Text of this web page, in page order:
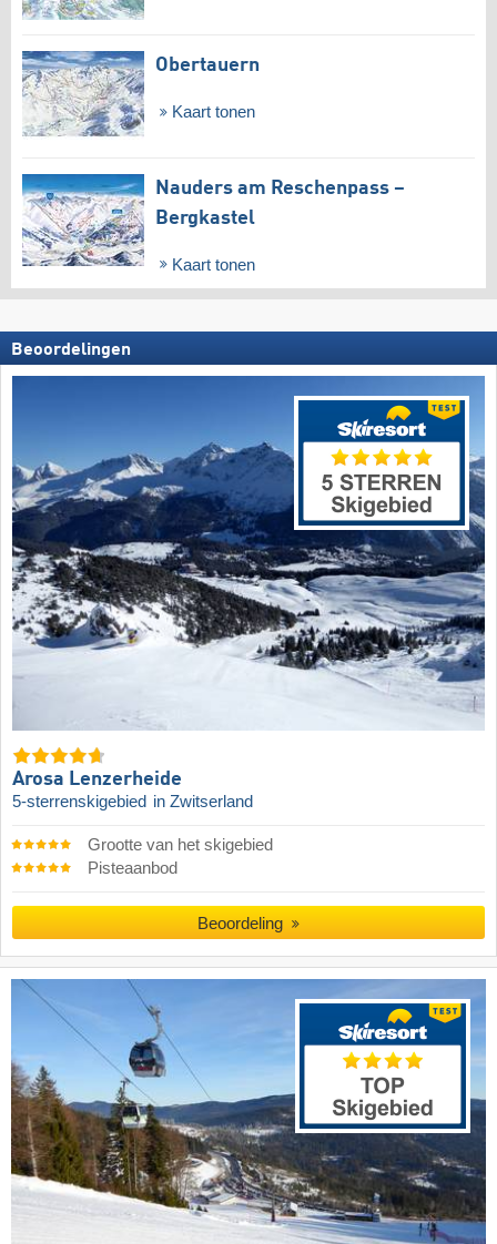
Obertauern
Kaart tonen
Nauders am Reschenpass –
Bergkastel
Kaart tonen
Beoordelingen
Arosa Lenzerheide
5-sterrenskigebied in Zwitserland
Grootte van het skigebied
Pisteaanbod
Beoordeling